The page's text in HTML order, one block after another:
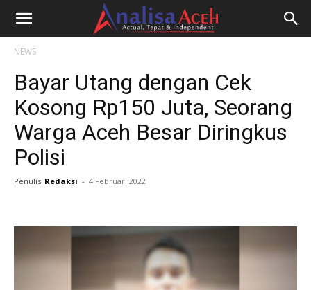
NEWS
Bayar Utang dengan Cek
Kosong Rp150 Juta, Seorang
Warga Aceh Besar Diringkus
Polisi
Penulis Redaksi - 4 Februari 2022